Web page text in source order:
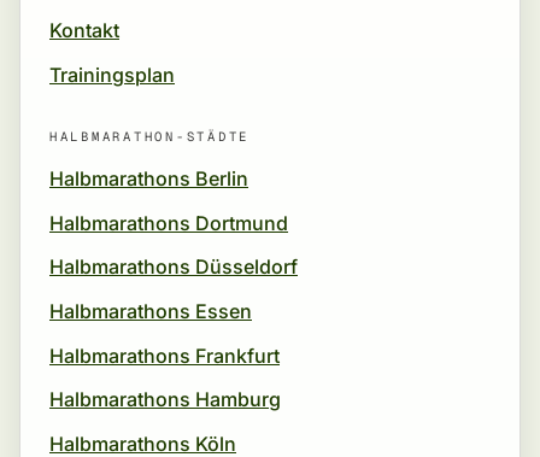
Kontakt
Trainingsplan
HALBMARATHON-STÄDTE
Halbmarathons Berlin
Halbmarathons Dortmund
Halbmarathons Düsseldorf
Halbmarathons Essen
Halbmarathons Frankfurt
Halbmarathons Hamburg
Halbmarathons Köln